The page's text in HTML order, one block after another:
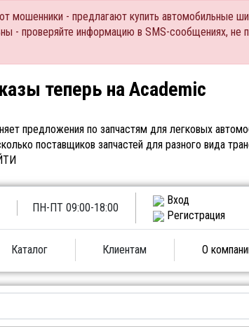
мошенники - предлагают купить автомобильные
- проверяйте информацию в SMS-сообщениях,
теперь на Academic
предложения по запчастям для легковых
поставщиков запчастей для разного вида
ПН-ПТ 09:00-18:00
Вход
Регистрация
Каталог Клиентам О